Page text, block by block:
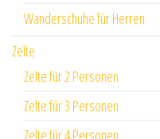
Wanderschuhe für Herren
Zelte
Zelte für 2 Personen
Zelte für 3 Personen